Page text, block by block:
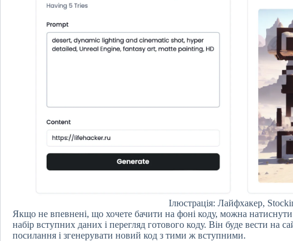
Ілюстрація: Лайфхакер,
Якщо не впевнені, що хочете бачити на фоні коду, можна
набір вступних даних і перегляд готового коду. Він буде вести на
посилання і згенерувати новий код з тими ж вступними.